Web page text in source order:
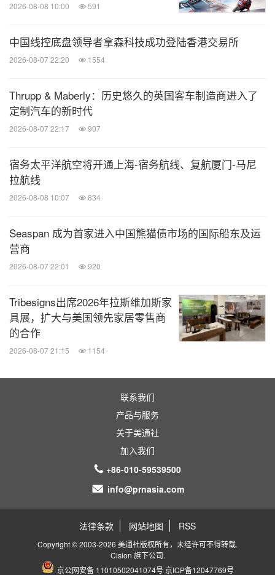
2026-08-08 10:00 591
中国线控底盘领导者拿森科技成功登陆香港交易所
2026-08-07 22:20 1554
Thrupp & Maberly：历史悠久的英国客车制造商进入了
定制汽车的新时代
2026-08-07 22:17 907
宿务太平洋航空将开通上海-宿务航线、复航厦门-马尼
拉航线
2026-08-08 10:07 834
Seaspan 成为首家进入中国熊猫债市场的国际船东及运
营商
2026-08-07 22:01 920
Tribesigns出席2026年拉斯维加斯家
具展，扩大与美国领先家居零售商
的合作
2026-08-07 21:15 1154
联系我们
产品与服务
关于美通社
加入我们
+86-010-59539500
info@prnasia.com
法律条款 网站地图 RSS
Copyright © 2003-2026 美通社版权所有，未经许可不得转载.
Cision 旗下公司.
京公网安备 11010502041074号 京ICP备12047769号